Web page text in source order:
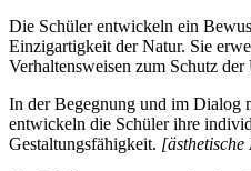
Die Schüler entwickeln ein
Einzigartigkeit der Natur. Sie
Verhaltensweisen zum Schutz
In der Begegnung und im
entwickeln die Schüler ihre
Gestaltungsfähigkeit.